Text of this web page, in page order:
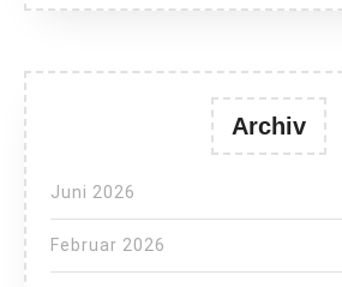
Archiv
Juni 2026
Februar 2026